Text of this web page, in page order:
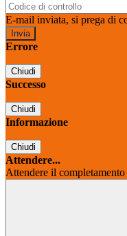
E-mail inviata, si prega di
Errore
Chiudi
Successo
Chiudi
Informazione
Chiudi
Attendere...
Attendere il